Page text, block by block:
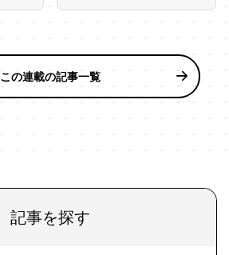
この連載の記事一覧
記事を探す